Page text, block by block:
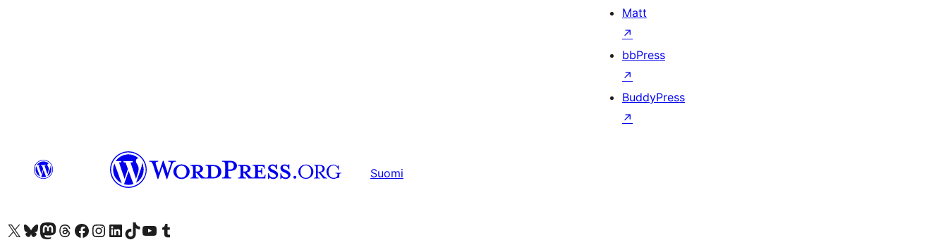
Matt
↗
bbPress
↗
BuddyPress
↗
Suomi
Visit our X (formerly Twitter) account
Visit our Bluesky account
Visit our Mastodon account
Visit our Threads account
Visit our Facebook page
Visit our Instagram account
Visit our LinkedIn account
Visit our TikTok account
Näytä YouTube-kanava
Visit our Tumblr account